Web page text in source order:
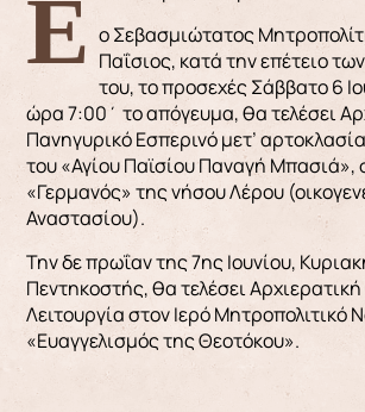
ο Σεβασμιώτατος
Παΐσιος, κατά την επέτειο
του, το προσεχές Σάββατο 6
ώρα 7:00΄ το απόγευμα, θα τελέσει
Πανηγυρικό Εσπερινό μετ’
του «Αγίου Παϊσίου Παναγή Μπασιά»,
«Γερμανός» της νήσου Λέρου
Αναστασίου).
Την δε πρωΐαν της 7ης Ιουνίου,
Πεντηκοστής, θα τελέσει
Λειτουργία στον Ιερό Μητροπολιτικό
«Ευαγγελισμός της Θεοτόκου».